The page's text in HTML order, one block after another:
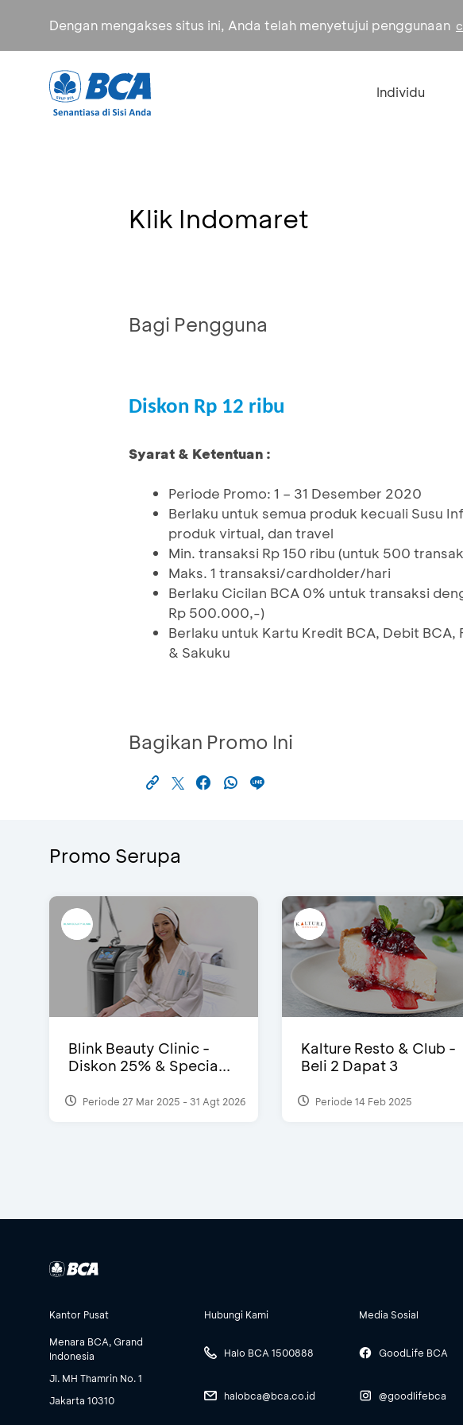
Dengan mengakses situs ini, Anda telah menyetujui penggunaan
Individu
Klik Indomaret
Bagi Pengguna
Diskon Rp 12 ribu
Syarat & Ketentuan :
Periode Promo: 1 – 31 Desember 2020
Berlaku untuk semua produk kecuali Susu
produk virtual, dan travel
Min. transaksi Rp 150 ribu (untuk 500
Maks. 1 transaksi/cardholder/hari
Berlaku Cicilan BCA 0% untuk transaksi
Rp 500.000,-)
Berlaku untuk Kartu Kredit BCA, Debit BCA,
& Sakuku
Bagikan Promo Ini
Promo Serupa
Blink Beauty Clinic -
Diskon 25% & Specia...
Periode 27 Mar 2025 - 31 Agt 2026
Kalture Resto & Club -
Beli 2 Dapat 3
Periode 14 Feb 2025
Kantor Pusat
Menara BCA, Grand
Indonesia
Jl. MH Thamrin No. 1
Jakarta 10310
Hubungi Kami
Halo BCA 1500888
halobca@bca.co.id
Media Sosial
GoodLife BCA
@goodlifebca